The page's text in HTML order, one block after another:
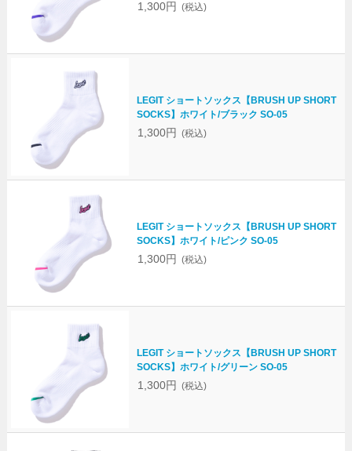
1,300円 (税込)
LEGIT ショートソックス【BRUSH UP SHORT
SOCKS】ホワイト/ブラック SO-05
1,300円 (税込)
LEGIT ショートソックス【BRUSH UP SHORT
SOCKS】ホワイト/ピンク SO-05
1,300円 (税込)
LEGIT ショートソックス【BRUSH UP SHORT
SOCKS】ホワイト/グリーン SO-05
1,300円 (税込)